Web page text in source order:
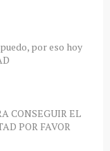
por eso hoy
CONSEGUIR EL
POR FAVOR